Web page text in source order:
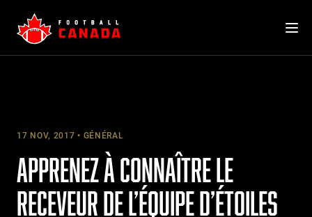
content
17 NOV, 2017 GÉNÉRAL
APPRENEZ À CONNAÎTRE LE
RECEVEUR DE L’ÉQUIPE D’ÉTOILES